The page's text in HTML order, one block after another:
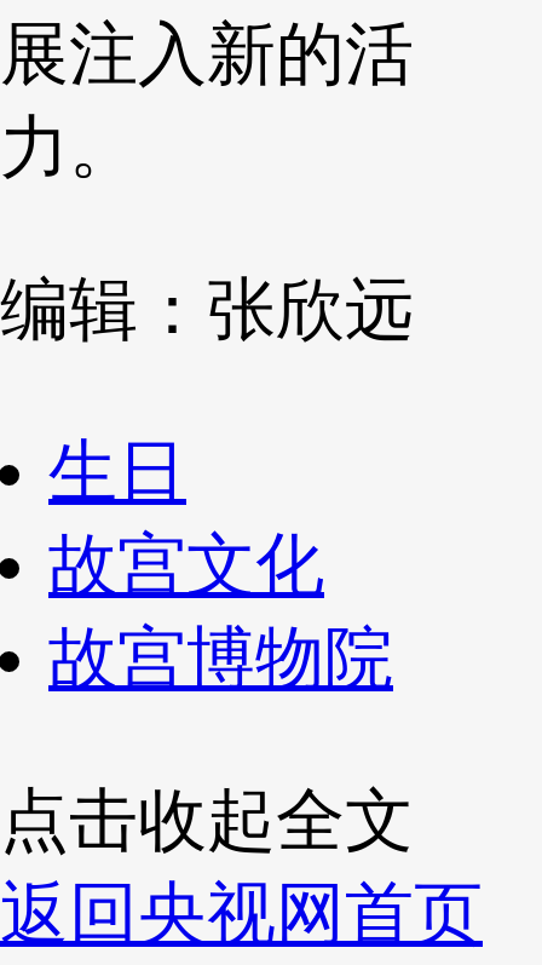
展注入新的活
力。
编辑：张欣远
生日
故宫文化
故宫博物院
点击收起全文
返回央视网首页